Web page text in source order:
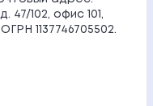
47/102, офис 101,
1137746705502.